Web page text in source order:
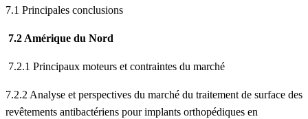
7.1 Principales conclusions
7.2 Amérique du Nord
7.2.1 Principaux moteurs et contraintes du marché
7.2.2 Analyse et perspectives du marché du traitement de surface des
revêtements antibactériens pour implants orthopédiques en